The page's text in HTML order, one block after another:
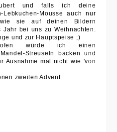
und falls ich deine
Lebkuchen-Mousse auch nur
sie auf deinen Bildern
bei uns zu Weihnachten.
und zur Hauptspeise ;)
würde ich einen
Streuseln backen und
Ausnahme mal nicht wie 'von
zweiten Advent